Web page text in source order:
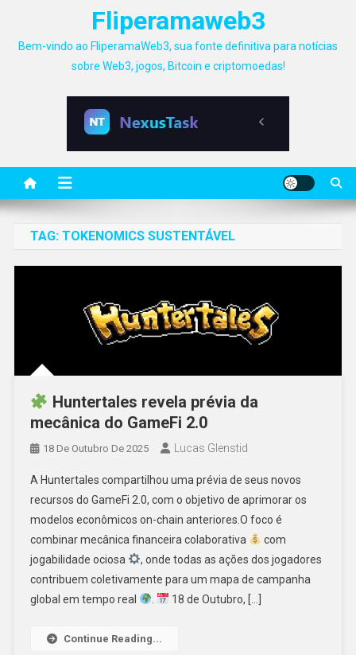
Fliperamaweb3
Bem-vindo ao FliperamaWeb3, sua fonte definitiva para notícias
sobre Web3, jogos, Bitcoin e criptomoedas!
TAG: TOKENOMICS SUSTENTÁVEL
Huntertales revela prévia da
mecânica do GameFi 2.0
18 De Outubro De 2025 Lucas Glenstid
A Huntertales compartilhou uma prévia de seus novos
recursos do GameFi 2.0, com o objetivo de aprimorar os
modelos econômicos on-chain anteriores.O foco é
combinar mecânica financeira colaborativa
com
jogabilidade ociosa
, onde todas as ações dos jogadores
contribuem coletivamente para um mapa de campanha
global em tempo real
18 de Outubro, […]
Continue Reading...